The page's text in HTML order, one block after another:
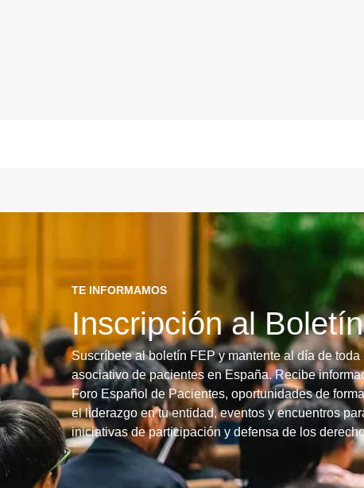
TE INFORMAMOS
Inscripción al
Suscríbete al boletín FEP y mantente al día de
asociativo de pacientes en España. Recibe
Foro Español de Pacientes, oportunidades de
el liderazgo en tu entidad, eventos y encuentros
iniciativas de participación y defensa de los